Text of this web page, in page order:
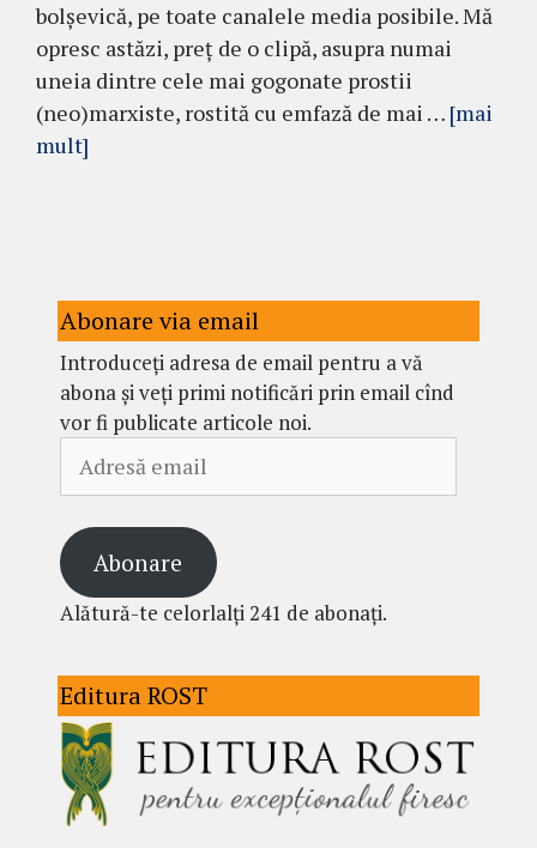
bolșevică, pe toate canalele media posibile. Mă
opresc astăzi, preț de o clipă, asupra numai
uneia dintre cele mai gogonate prostii
(neo)marxiste, rostită cu emfază de mai … [mai
mult]
Abonare via email
Introduceți adresa de email pentru a vă
abona și veți primi notificări prin email cînd
vor fi publicate articole noi.
email
Abonare
Alătură-te celorlalți 241 de abonați.
Editura ROST